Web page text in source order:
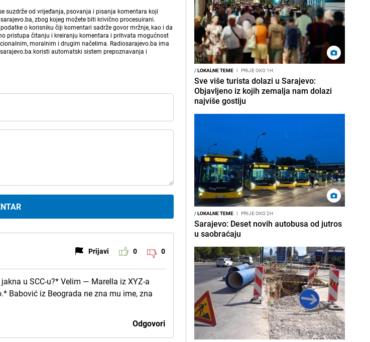
suzdrže od vrijeđanja, psovanja i pisanja komentara koji
zbog kojeg možete biti krivično procesuirani.
o korisniku čiji komentari sadrže govor mržnje, kao i da
pristupa čitanju i kreiranju komentara i prihvata mogućnost
moralnim i drugim načelima. Radiosarajevo.ba ima
koristi automatski sistem prepoznavanja i
Prijavi 0 0
u SCC-u?* Velim — Marella iz XYZ-a
Babović iz Beograda ne zna mu ime, zna
Odgovori
/LOKALNE TEME I PRIJE OKO 1H
Sve više turista dolazi u Sarajevo:
Objavljeno iz kojih zemalja nam dolazi
najviše gostiju
/LOKALNE TEME I PRIJE OKO 2H
Sarajevo: Deset novih autobusa od jutros
u saobraćaju